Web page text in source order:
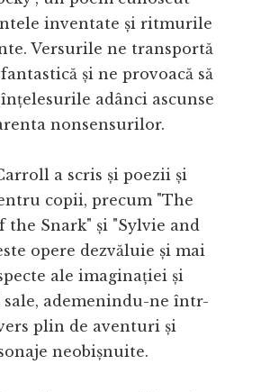
inventate și ritmurile
Versurile ne transportă
și ne provoacă să
adânci ascunse
nonsensurilor.
a scris și poezii și
copii, precum "The
the Snark" și "Sylvie and
opere dezvăluie și mai
ale imaginației și
ademenindu-ne într-
plin de aventuri și
neobișnuite.